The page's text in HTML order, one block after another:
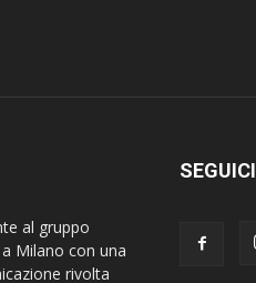
al gruppo
Milano con una
rivolta
SEGUICI